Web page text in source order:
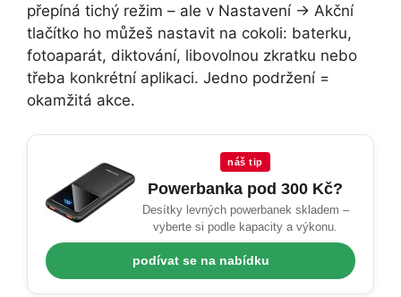
přepíná tichý režim – ale v Nastavení → Akční
tlačítko ho můžeš nastavit na cokoli: baterku,
fotoaparát, diktování, libovolnou zkratku nebo
třeba konkrétní aplikaci. Jedno podržení =
okamžitá akce.
náš tip
Powerbanka pod 300 Kč?
Desítky levných powerbanek skladem –
vyberte si podle kapacity a výkonu.
podívat se na nabídku